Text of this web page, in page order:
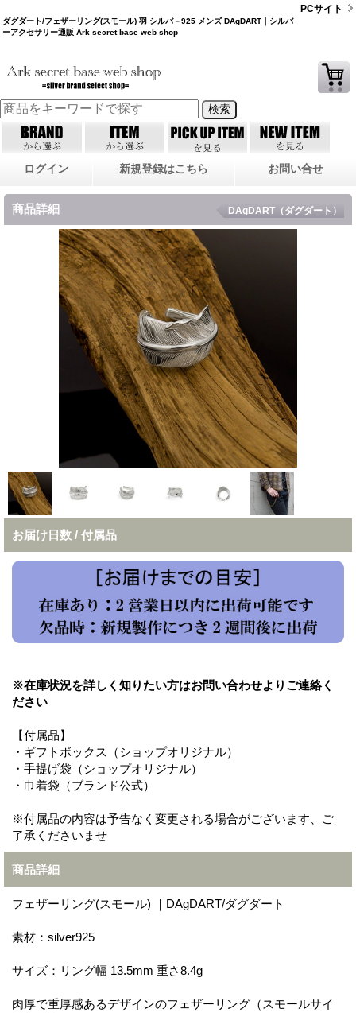
ダグダート/フェザーリング(スモール) 羽 シルバ－925 メンズ DAgDART｜シルバ
ーアクセサリー通販 Ark secret base web shop
PCサイト
ログイン 新規登録はこちら お問い合せ
商品詳細 DAgDART（ダグダート）
お届け日数 / 付属品
※在庫状況を詳しく知りたい方はお問い合わせよりご連絡く
ださい
【付属品】
・ギフトボックス（ショップオリジナル）
・手提げ袋（ショップオリジナル）
・巾着袋（ブランド公式）
※付属品の内容は予告なく変更される場合がございます、ご
了承くださいませ
商品詳細
フェザーリング(スモール) ｜DAgDART/ダグダート
素材：silver925
サイズ：リング幅 13.5mm 重さ8.4g
肉厚で重厚感あるデザインのフェザーリング（スモールサイ